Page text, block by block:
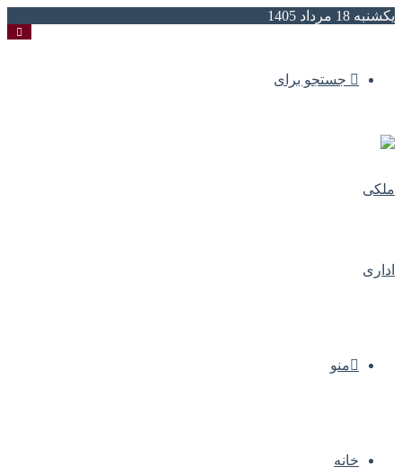
یکشنبه 18 مرداد 1405
جستجو برای
منو
خانه